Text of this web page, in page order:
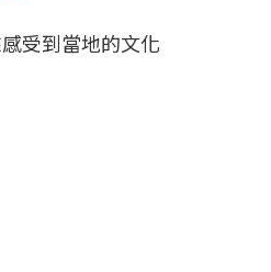
受到當地的文化